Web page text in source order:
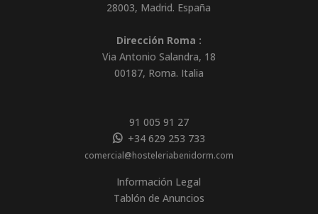
28003, Madrid. España
Dirección Roma :
Via Antonio Salandra, 18
00187, Roma. Italia
91 005 91 27
+34 629 253 733
comercial@hosteleriabenidorm.com
Información Legal
Tablón de Anuncios